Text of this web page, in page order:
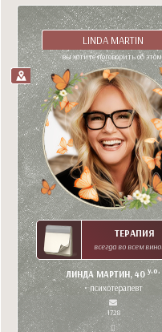
LINDA MARTIN
вы хотите поговорить об
ТЕРАПИЯ
всегда во всем
ЛИНДА МАРТИН, 40y.o.
• психотерапевт
1728